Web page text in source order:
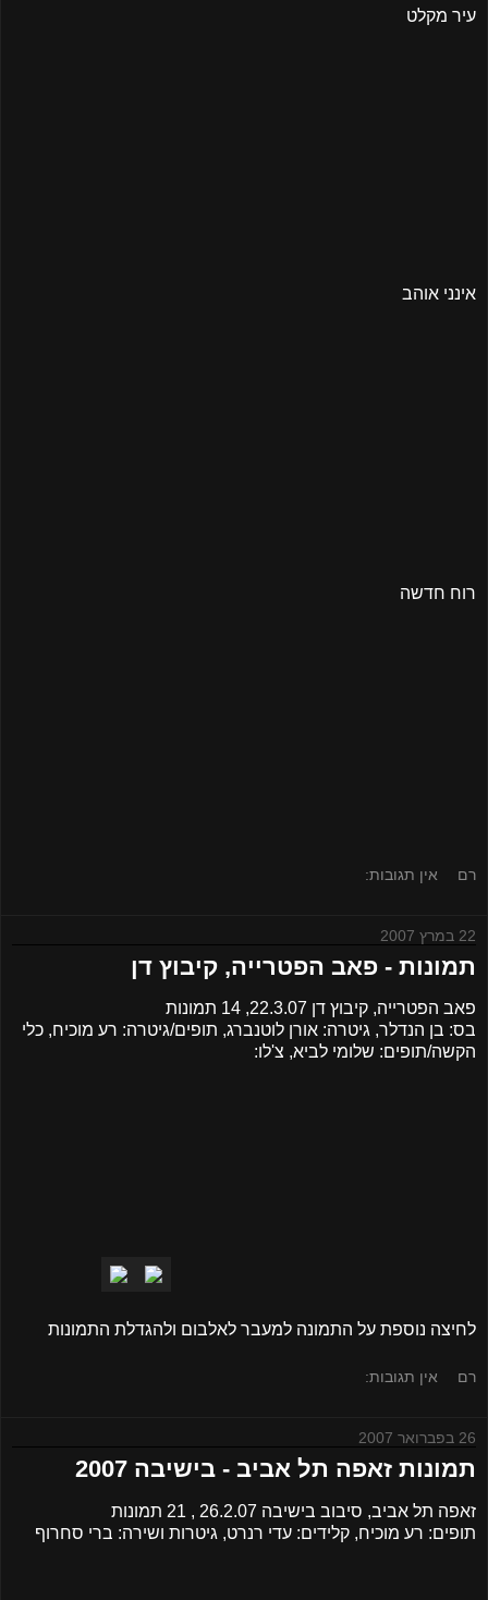
עיר מקלט
אינני אוהב
רוח חדשה
רם אין תגובות:
22 במרץ 2007
תמונות - פאב הפטרייה, קיבוץ דן
פאב הפטרייה, קיבוץ דן 22.3.07, 14 תמונות
בס: בן הנדלר, גיטרה: אורן לוטנברג, תופים/גיטרה: רע מוכיח, כלי
הקשה/תופים: שלומי לביא, צ'לו:
לחיצה נוספת על התמונה למעבר לאלבום ולהגדלת התמונות
רם אין תגובות:
26 בפברואר 2007
תמונות זאפה תל אביב - בישיבה 2007
זאפה תל אביב, סיבוב בישיבה 26.2.07 , 21 תמונות
תופים: רע מוכיח, קלידים: עדי רנרט, גיטרות ושירה: ברי סחרוף